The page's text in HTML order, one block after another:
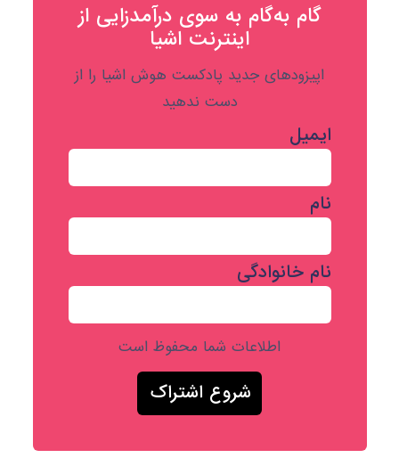
گام به‌گام به‌ سوی درآمدزایی از
اینترنت اشیا
اپیزودهای جدید پادکست هوش اشیا را از
دست ندهید
ایمیل
نام
نام خانوادگی
اطلاعات شما محفوظ است